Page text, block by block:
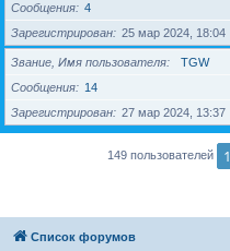
Сообщения
4
Зарегистрирован
25 мар 2024, 18:04
Звание, Имя пользователя
TGW
Сообщения
14
Зарегистрирован
27 мар 2024, 13:37
149 пользователей 1
Список форумов